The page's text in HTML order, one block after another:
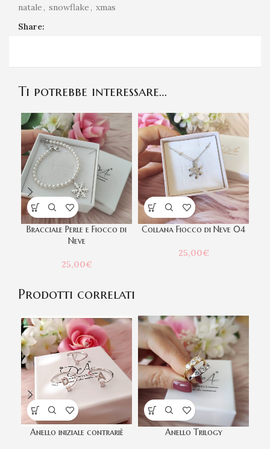
natale, snowflake, xmas
Share:
Ti potrebbe interessare…
Bracciale Perle e Fiocco di
Neve
25,00€
Collana Fiocco di Neve 04
25,00€
Prodotti correlati
Anello iniziale contrariè Anello Trilogy